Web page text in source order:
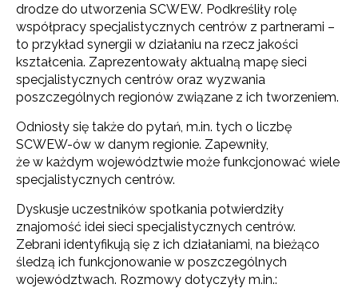
drodze do utworzenia SCWEW. Podkreśliły rolę
współpracy specjalistycznych centrów z partnerami –
to przykład synergii w działaniu na rzecz jakości
kształcenia. Zaprezentowały aktualną mapę sieci
specjalistycznych centrów oraz wyzwania
poszczególnych regionów związane z ich tworzeniem.
Odniosły się także do pytań, m.in. tych o liczbę
SCWEW-ów w danym regionie. Zapewniły,
że w każdym województwie może funkcjonować wiele
specjalistycznych centrów.
Dyskusje uczestników spotkania potwierdziły
znajomość idei sieci specjalistycznych centrów.
Zebrani identyfikują się z ich działaniami, na bieżąco
śledzą ich funkcjonowanie w poszczególnych
województwach. Rozmowy dotyczyły m.in.: